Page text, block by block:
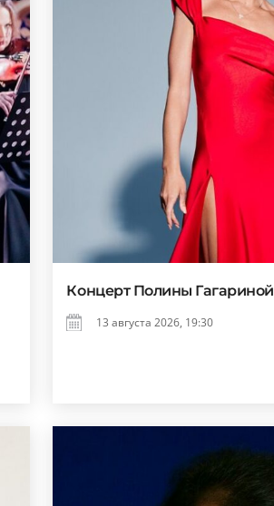
Концерт Полины Гагариной
13 августа 2026, 19:30